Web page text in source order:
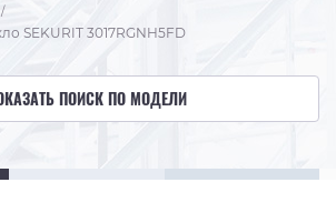
/
SEKURIT 3017RGNH5FD
ПОИСК ПО МОДЕЛИ